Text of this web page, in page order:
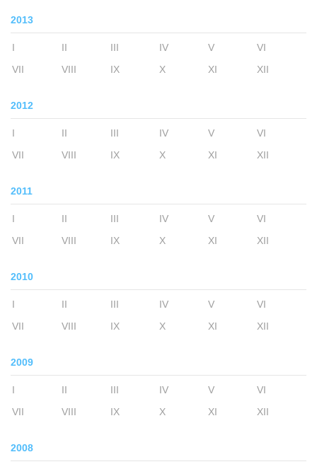
2013
I II III IV V
VI
VII
VIII IX X XI XII
2012
I II III IV V
VI
VII
VIII IX X XI XII
2011
I II III IV V
VI
VII
VIII IX X XI XII
2010
I II III IV V
VI
VII
VIII IX X XI XII
2009
I II III IV V
VI
VII
VIII IX X XI XII
2008